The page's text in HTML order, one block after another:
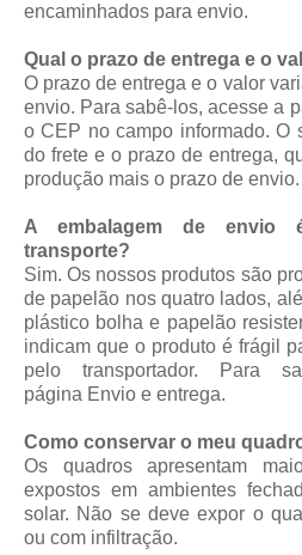
encaminhados para envio.
Qual o prazo de entrega e o
O prazo de entrega e o valor
envio. Para sabê-los, acesse a
o CEP no campo informado. O
do frete e o prazo de entrega,
produção mais o prazo de envio.
A embalagem de envio
transporte?
Sim. Os nossos produtos são
de papelão nos quatro lados,
plástico bolha e papelão
indicam que o produto é frágil
pelo transportador. Para
página Envio e entrega.
Como conservar o meu
Os quadros apresentam
expostos em ambientes
solar. Não se deve expor o
ou com infiltração.